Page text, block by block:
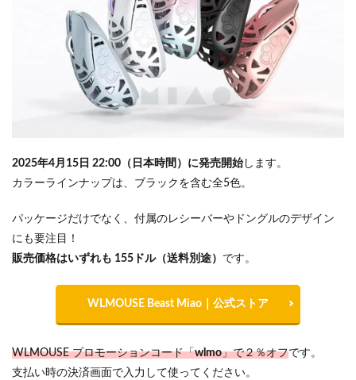
2025年4月15日 22:00（日本時間）に発売開始 します。
カラーラインナップは、ブラックを含む全5色。
パッケージだけでなく、付属のレシーバーやドングルのデザイン
にも要注目！
販売価格はいずれも 155ドル（送料別途） です。
WLMOUSE Beast Miao｜公式ストア
WLMOUSE プロモーションコード「wlmo」で２％オフです。
支払い時の決済画面で入力して使ってください。